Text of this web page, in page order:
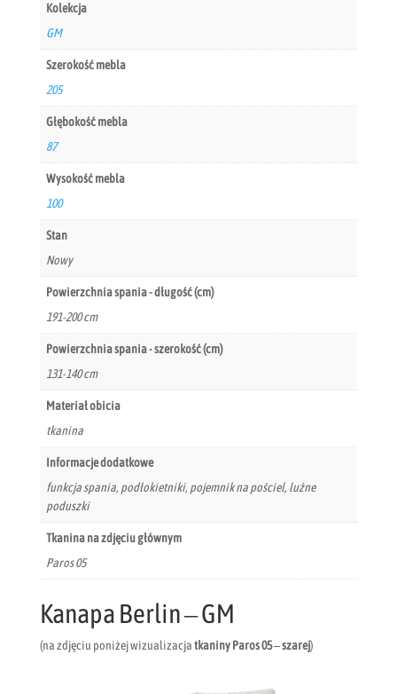
Kanapa Berlin – GM
(na zdjęciu poniżej wizualizacjatkaniny Paros 05 – szarej)
Kolekcja
GM
Szerokość mebla
205
Głębokość mebla
87
Wysokość mebla
100
Stan
Nowy
Powierzchnia spania - długość (cm)
191-200 cm
Powierzchnia spania - szerokość (cm)
131-140 cm
Materiał obicia
tkanina
Informacje dodatkowe
funkcja spania, podłokietniki, pojemnik na pościel, luźne
poduszki
Tkanina na zdjęciu głównym
Paros 05